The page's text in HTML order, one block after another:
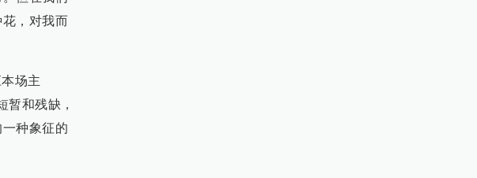
，对我而
场主
暂和残缺，
种象征的